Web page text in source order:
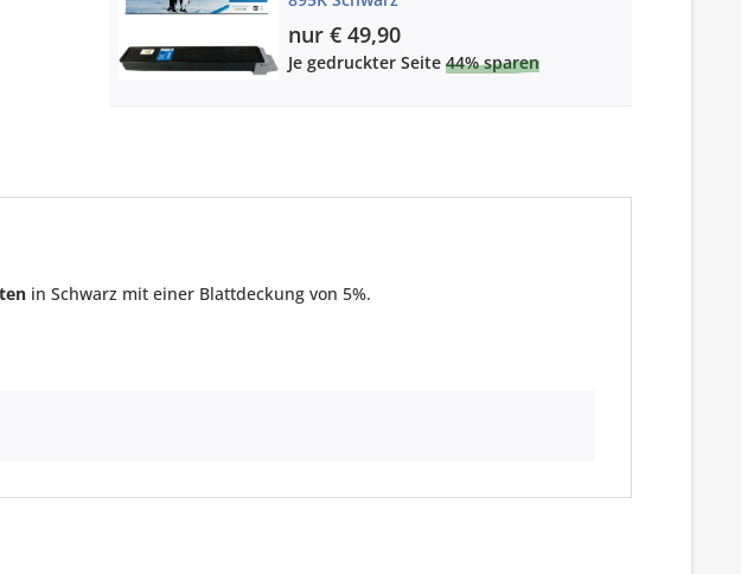
nur € 49,90
Je gedruckter Seite 44% sparen
in Schwarz mit einer Blattdeckung von 5%.